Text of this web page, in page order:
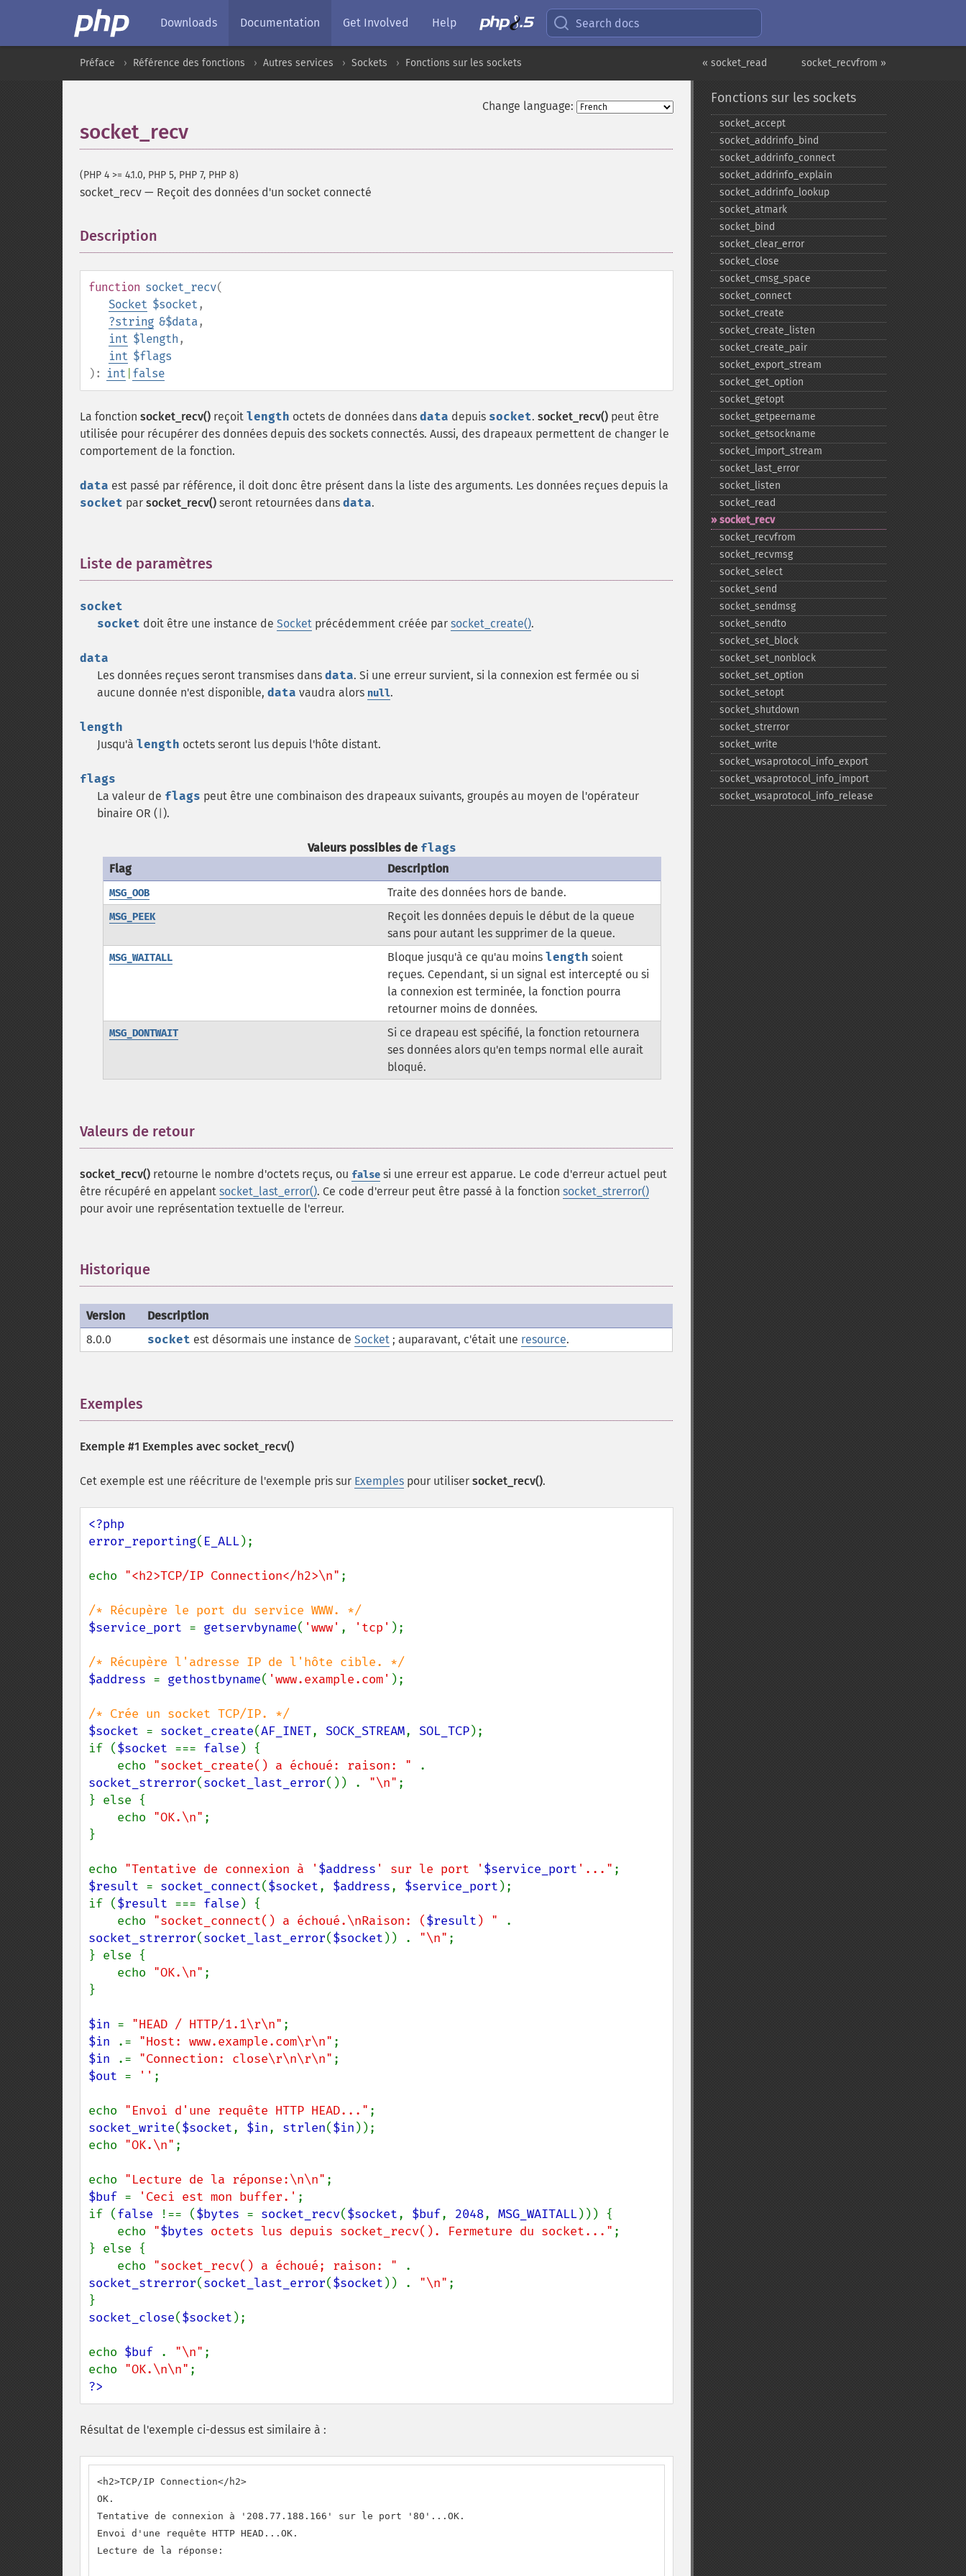
Downloads Documentation Get Involved Help Search docs
socket_recvfrom »
« socket_read
Préface Référence des fonctions Autres services Sockets Fonctions sur les sockets
Change language:
socket_recv
(PHP 4 >= 4.1.0, PHP 5, PHP 7, PHP 8)
socket_recv — Reçoit des données d'un socket connecté
Description
function socket_recv(
Socket $socket ,
?string &$data,
int $length ,
int $flags
):
int false
La fonction socket_recv() reçoit length octets de données dans data depuis socket. socket_recv() peut être
utilisée pour récupérer des données depuis des sockets connectés. Aussi, des drapeaux permettent de changer le
comportement de la fonction.
data est passé par référence, il doit donc être présent dans la liste des arguments. Les données reçues depuis la
socket par socket_recv() seront retournées dans data.
Liste de paramètres
socket
socket doit être une instance de Socket précédemment créée par socket_create().
data
Les données reçues seront transmises dans data. Si une erreur survient, si la connexion est fermée ou si
aucune donnée n'est disponible, data vaudra alors null.
length
Jusqu'à length octets seront lus depuis l'hôte distant.
flags
La valeur de flags peut être une combinaison des drapeaux suivants, groupés au moyen de l'opérateur
binaire OR ( ).
Valeurs possibles de flags
Flag
Description
MSG_OOB Traite des données hors de bande.
MSG_PEEK
Reçoit les données depuis le début de la queue
sans pour autant les supprimer de la queue.
MSG_WAITALL Bloque jusqu'à ce qu'au moins length soient
reçues. Cependant, si un signal est intercepté ou si
la connexion est terminée, la fonction pourra
retourner moins de données.
MSG_DONTWAIT
Si ce drapeau est spécifié, la fonction retournera
ses données alors qu'en temps normal elle aurait
bloqué.
Valeurs de retour
socket_recv() retourne le nombre d'octets reçus, ou false si une erreur est apparue. Le code d'erreur actuel peut
être récupéré en appelant socket_last_error(). Ce code d'erreur peut être passé à la fonction socket_strerror()
pour avoir une représentation textuelle de l'erreur.
Historique
Version
Description
8.0.0
socket est désormais une instance de Socket ; auparavant, c'était une resource.
Exemples
Exemple #1 Exemples avec socket_recv()
Cet exemple est une réécriture de l'exemple pris sur Exemples pour utiliser socket_recv().
<?php
error_reporting( E_ALL);
echo "<h2>TCP/IP Connection</h2>\n" ;
$service_port = getservbyname( 'www' , 'tcp' );
$address = gethostbyname( 'www.example.com' );
$socket = socket_create(AF_INET, SOCK_STREAM, SOL_TCP);
if ($socket === false ) {
    echo
"socket_create() a échoué: raison: "
socket_strerror(socket_last_error()) . "\n" ;
} else {
    echo
"OK.\n" ;
}
echo "Tentative de connexion à ' $address ' sur le port ' $service_port '..."
$result = socket_connect($socket, $address, $service_port );
if ($result === false ) {
    echo
"socket_connect() a échoué.\nRaison: ($result ) "
socket_strerror(socket_last_error($socket )) . "\n" ;
} else {
    echo
"OK.\n" ;
}
$in = "HEAD / HTTP/1.1\r\n"
$in
.= "Host: www.example.com\r\n"
$in
.= "Connection: close\r\n\r\n"
$out = '' ;
echo "Envoi d'une requête HTTP HEAD..."
socket_write($socket, $in, strlen($in ));
echo "OK.\n" ;
echo "Lecture de la réponse:\n\n"
$buf = 'Ceci est mon buffer.' ;
if (false !== ($bytes = socket_recv($socket, $buf, 2048, MSG_WAITALL))) {
    echo
"$bytes octets lus depuis socket_recv(). Fermeture du socket..." ;
} else {
    echo
"socket_recv() a échoué; raison: "
socket_strerror(socket_last_error($socket )) . "\n" ;
socket_close($socket );
echo $buf . "\n" ;
echo "OK.\n\n"
?>
Résultat de l'exemple ci-dessus est similaire à :
<h2>TCP/IP Connection</h2>
OK.
Tentative de connexion à '208.77.188.166' sur le port '80'...OK.
Envoi d'une requête HTTP HEAD...OK.
Lecture de la réponse:
Fonctions sur les sockets
socket_​accept
socket_​addrinfo_​bind
socket_​addrinfo_​connect
socket_​addrinfo_​explain
socket_​addrinfo_​lookup
socket_​atmark
socket_​bind
socket_​clear_​error
socket_​close
socket_​cmsg_​space
socket_​connect
socket_​create
socket_​create_​listen
socket_​create_​pair
socket_​export_​stream
socket_​get_​option
socket_​getopt
socket_​getpeername
socket_​getsockname
socket_​import_​stream
socket_​last_​error
socket_​listen
socket_​read
socket_​recv
socket_​recvfrom
socket_​recvmsg
socket_​select
socket_​send
socket_​sendmsg
socket_​sendto
socket_​set_​block
socket_​set_​nonblock
socket_​set_​option
socket_​setopt
socket_​shutdown
socket_​strerror
socket_​write
socket_​wsaprotocol_​info_​export
socket_​wsaprotocol_​info_​import
socket_​wsaprotocol_​info_​release